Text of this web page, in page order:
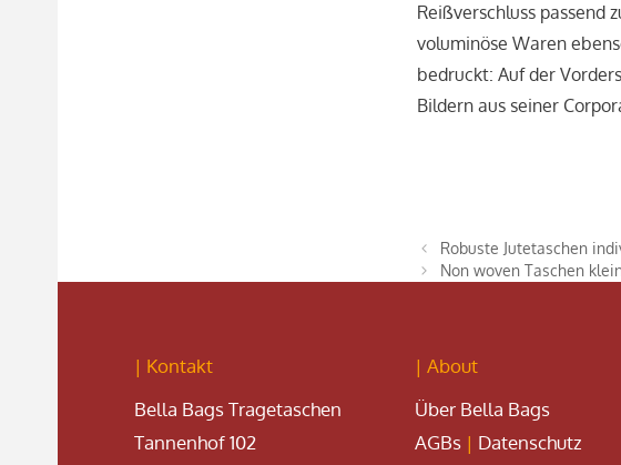
Reißverschluss passend
voluminöse Waren
bedruckt: Auf der
Bildern aus seiner
Robuste Jutetaschen
Non woven Taschen
| Kontakt
Bella Bags Tragetaschen
Tannenhof 102
| About
Über Bella Bags
AGBs| Datenschutz